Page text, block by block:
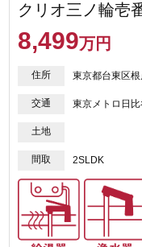
クリオ三ノ輪壱
8,499万円
住所 東京都台東区根
交通 東京メトロ日
土地
間取 2SLDK